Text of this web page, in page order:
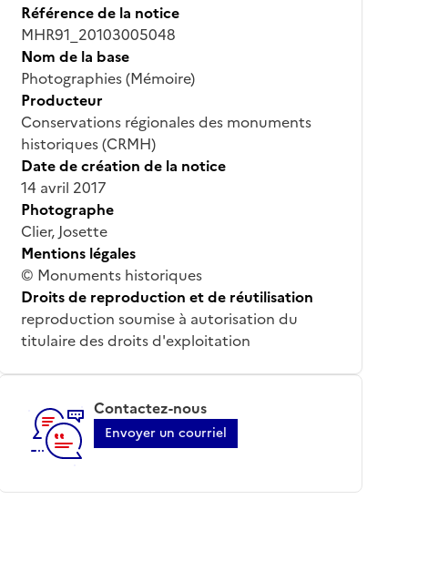
Référence de la notice
MHR91_20103005048
Nom de la base
Photographies (Mémoire)
Producteur
Conservations régionales des monuments
historiques (CRMH)
Date de création de la notice
14 avril 2017
Photographe
Clier, Josette
Mentions légales
© Monuments historiques
Droits de reproduction et de réutilisation
reproduction soumise à autorisation du
titulaire des droits d'exploitation
Contactez-nous
Envoyer un courriel